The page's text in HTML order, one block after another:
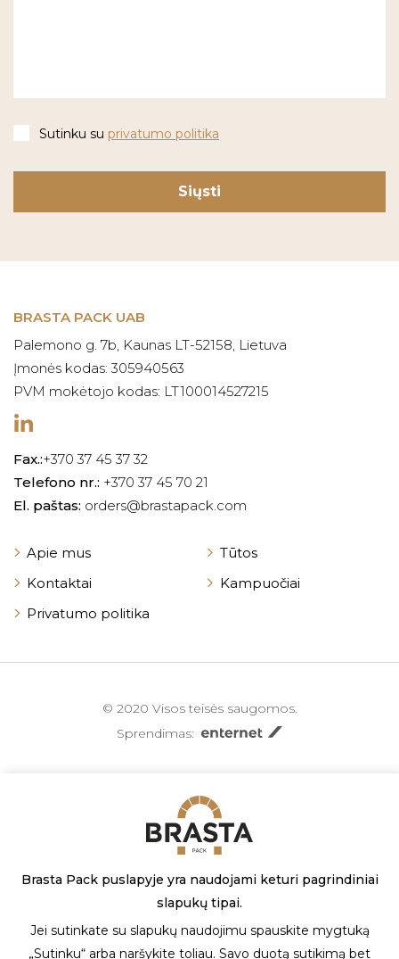
Sutinku su privatumo politika
BRASTA PACK UAB
Palemono g. 7b, Kaunas LT-52158, Lietuva
Įmonės kodas: 305940563
PVM mokėtojo kodas: LT100014527215
Fax.:+370 37 45 37 32
Telefono nr.: +370 37 45 70 21
El. paštas: orders@brastapack.com
Apie mus
Kontaktai
Privatumo politika
Tūtos
Kampuočiai
© 2020 Visos teisės saugomos.
Sprendimas:
Brasta Pack puslapyje yra naudojami keturi pagrindiniai
slapukų tipai.
Jei sutinkate su slapukų naudojimu spauskite mygtuką
„Sutinku“ arba naršykite toliau. Savo duotą sutikimą bet